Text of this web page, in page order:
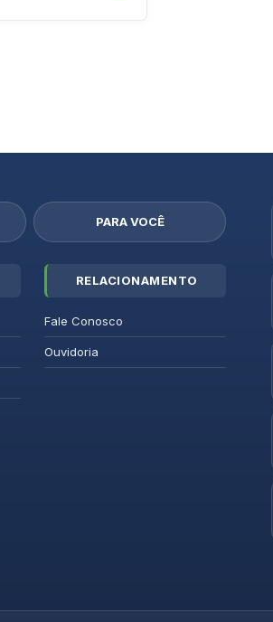
PARA VOCÊ
RELACIONAMENTO
Fale Conosco
Ouvidoria